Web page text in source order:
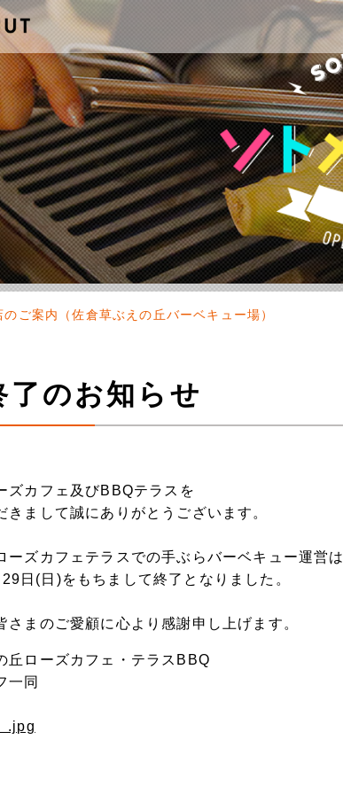
のご案内（佐倉草ぶえの丘バーベキュー場）
了のお知らせ
ズカフェ及びBBQテラスを
きまして誠にありがとうございます。
ーズカフェテラスでの手ぶらバーベキュー運営は
日(日)をもちまして終了となりました。
さまのご愛顧に心より感謝申し上げます。
丘ローズカフェ・テラスBBQ
一同